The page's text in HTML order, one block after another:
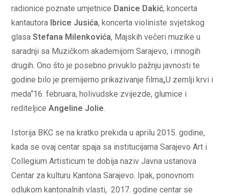
radionice poznate umjetnice Danice Dakić, koncerta
kantautora Ibrice Jusića, koncerta violiniste svjetskog
glasaStefana Milenkovića, Majskih večeri muzike u
saradnji sa Muzičkom akademijom Sarajevo, i mnogih
drugih. Ono što je posebno privuklo pažnju javnosti te
godine bilo je premijerno prikazivanje filma„U zemlji krvi i
meda“16. februara, holivudske zvijezde, glumice i
rediteljiceAngeline Jolie
Istorija BKC se na kratko prekida u aprilu 2015. godine,
kada se ovaj centar spaja sa institucijama Sarajevo Art i
Collegium Artisticum te dobija naziv Javna ustanova
Centar za kulturu Kantona Sarajevo. Ipak, ponovnom
odlukom kantonalnih vlasti, 2017. godine centar se